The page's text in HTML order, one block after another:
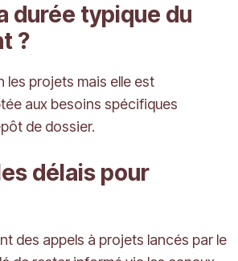
durée typique du
?
les projets mais elle est
aux besoins spécifiques
de dossier.
délais pour
des appels à projets lancés par le